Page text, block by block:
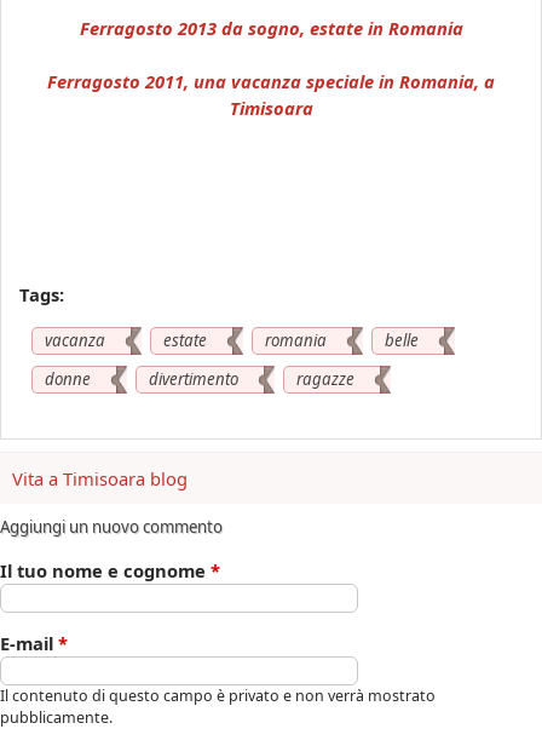
Ferragosto 2013 da sogno, estate in Romania
Ferragosto 2011, una vacanza speciale in Romania, a
Timisoara
Tags:
vacanza estate romania
belle
donne
divertimento ragazze
Vita a Timisoara blog
Aggiungi un nuovo commento
Il tuo nome e cognome *
E-mail *
Il contenuto di questo campo è privato e non verrà mostrato
pubblicamente.